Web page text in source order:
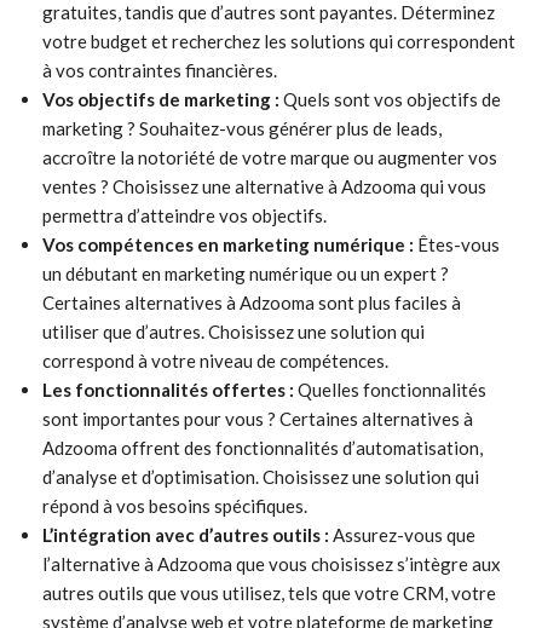
gratuites, tandis que d’autres sont payantes. Déterminez
votre budget et recherchez les solutions qui correspondent
à vos contraintes financières.
Vos objectifs de marketing : Quels sont vos objectifs de
marketing ? Souhaitez-vous générer plus de leads,
accroître la notoriété de votre marque ou augmenter vos
ventes ? Choisissez une alternative à Adzooma qui vous
permettra d’atteindre vos objectifs.
Vos compétences en marketing numérique : Êtes-vous
un débutant en marketing numérique ou un expert ?
Certaines alternatives à Adzooma sont plus faciles à
utiliser que d’autres. Choisissez une solution qui
correspond à votre niveau de compétences.
Les fonctionnalités offertes : Quelles fonctionnalités
sont importantes pour vous ? Certaines alternatives à
Adzooma offrent des fonctionnalités d’automatisation,
d’analyse et d’optimisation. Choisissez une solution qui
répond à vos besoins spécifiques.
L’intégration avec d’autres outils : Assurez-vous que
l’alternative à Adzooma que vous choisissez s’intègre aux
autres outils que vous utilisez, tels que votre CRM, votre
système d’analyse web et votre plateforme de marketing